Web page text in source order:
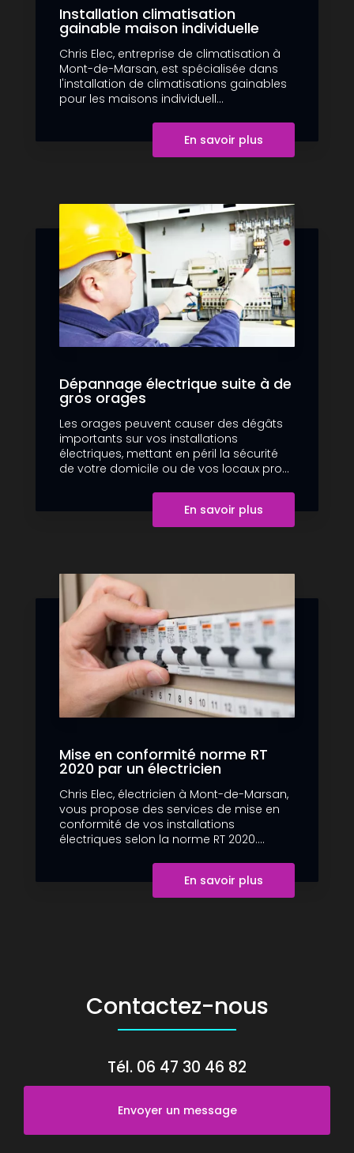
Installation climatisation
gainable maison individuelle
Chris Elec, entreprise de climatisation à
Mont-de-Marsan, est spécialisée dans
l'installation de climatisations gainables
pour les maisons individuell...
En savoir plus
Dépannage électrique suite à de
gros orages
Les orages peuvent causer des dégâts
importants sur vos installations
électriques, mettant en péril la sécurité
de votre domicile ou de vos locaux pro...
En savoir plus
Mise en conformité norme RT
2020 par un électricien
Chris Elec, électricien à Mont-de-Marsan,
vous propose des services de mise en
conformité de vos installations
électriques selon la norme RT 2020....
En savoir plus
Contactez-nous
Tél. 06 47 30 46 82
Envoyer un message